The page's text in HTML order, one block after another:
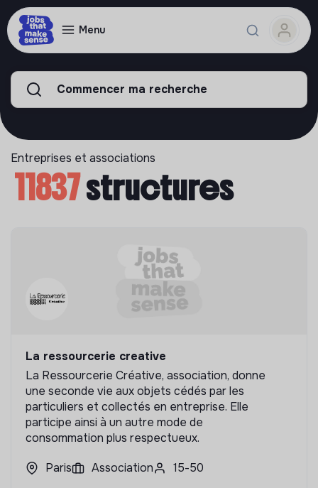
Menu
Commencer ma recherche
Entreprises et associations
11837structures
La ressourcerie creative
La Ressourcerie Créative, association, donne
une seconde vie aux objets cédés par les
particuliers et collectés en entreprise. Elle
participe ainsi à un autre mode de
consommation plus respectueux.
Paris
Association 15-50